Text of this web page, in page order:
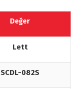
Değer
Lett
SCDL-082S